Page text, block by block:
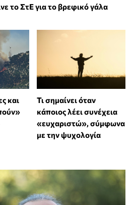
το ΣτΕ για το βρεφικό γάλα
και
Τι σημαίνει όταν
κάποιος λέει συνέχεια
«ευχαριστώ», σύμφωνα
με την ψυχολογία